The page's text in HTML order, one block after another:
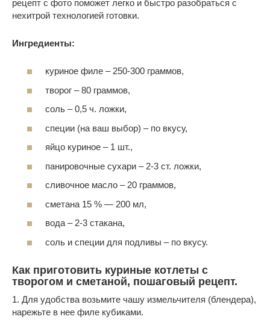
рецепт с фото поможет легко и быстро разобраться с
нехитрой технологией готовки.
Ингредиенты:
куриное филе – 250-300 граммов,
творог – 80 граммов,
соль – 0,5 ч. ложки,
специи (на ваш выбор) – по вкусу,
яйцо куриное – 1 шт.,
панировочные сухари – 2-3 ст. ложки,
сливочное масло – 20 граммов,
сметана 15 % — 200 мл,
вода – 2-3 стакана,
соль и специи для подливы – по вкусу.
Как приготовить куриные котлеты с
творогом и сметаной, пошаговый рецепт.
1. Для удобства возьмите чашу измельчителя (блендера),
нарежьте в нее филе кубиками.